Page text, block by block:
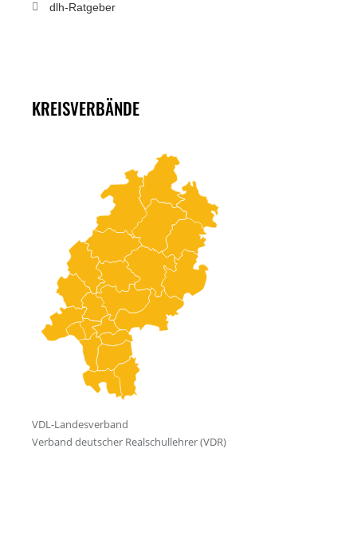
dlh-Ratgeber
KREISVERBÄNDE